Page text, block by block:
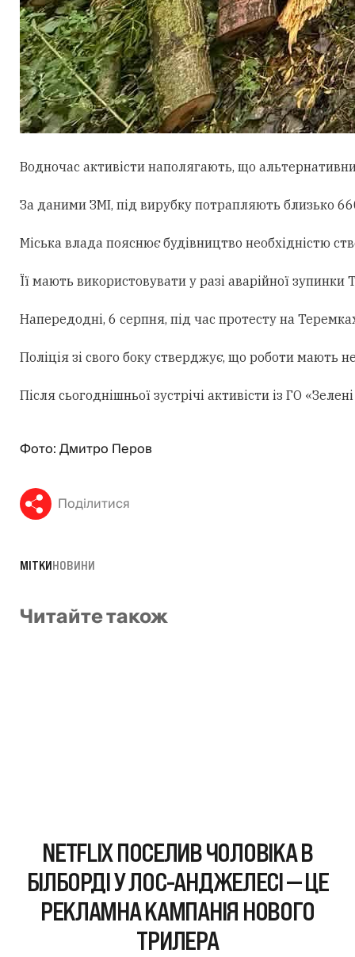
Водночас активісти наполягають, що
За даними ЗМІ, під вирубку потрапляють близько
Міська влада пояснює будівництво необхідністю
Її мають використовувати у разі аварійної
Напередодні, 6 серпня, під час протесту на
Поліція зі свого боку стверджує, що роботи мають
Після сьогоднішньої зустрічі активісти із ГО
Фото: Дмитро Перов
Поділитися
МІТКИНОВИНИ
Читайте також
NETFLIX ПОСЕЛИВ ЧОЛОВІКА В
БІЛБОРДІ У ЛОС-АНДЖЕЛЕСІ — ЦЕ
РЕКЛАМНА КАМПАНІЯ НОВОГО
ТРИЛЕРА